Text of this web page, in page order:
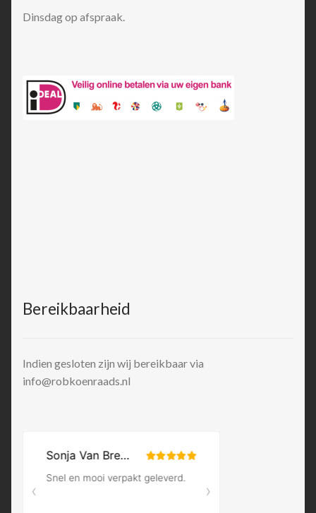
Dinsdag op afspraak.
Bereikbaarheid
Indien gesloten zijn wij bereikbaar via
info@robkoenraads.nl